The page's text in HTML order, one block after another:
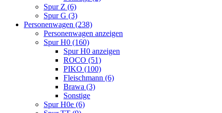
Spur Z (6)
Spur G (3)
Personenwagen (238)
Personenwagen anzeigen
Spur H0 (160)
Spur H0 anzeigen
ROCO (51)
PIKO (100)
Fleischmann (6)
Brawa (3)
Sonstige
Spur H0e (6)